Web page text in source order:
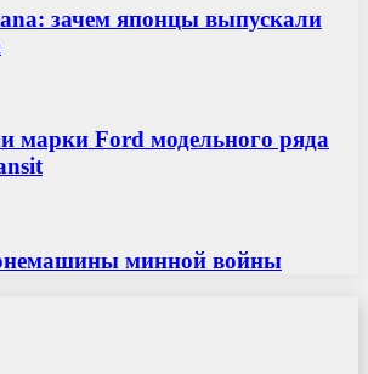
зачем японцы выпускали
марки Ford модельного ряда
минной войны